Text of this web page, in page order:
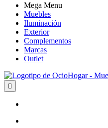
Mega Menu
Muebles
Iluminación
Exterior
Complementos
Marcas
Outlet
